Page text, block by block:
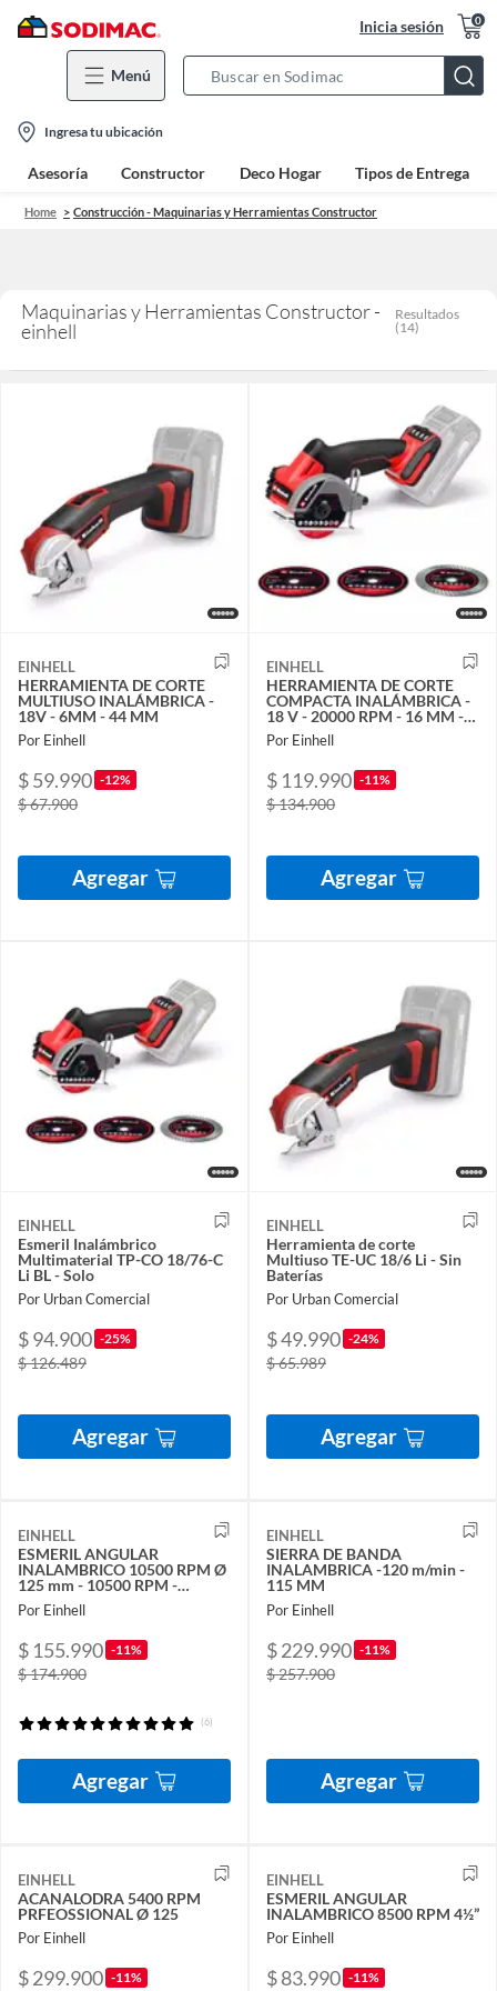
Inicia sesión 0
Menú
Bar
location-
icon
Ingresa tu ubicación
Asesoría Constructor Deco Hogar Tipos de Entrega
Home Construcción - Maquinarias y Herramientas Constructor
Maquinarias y Herramientas Constructor -
einhell
Resultados
(14)
EINHELL
HERRAMIENTA DE CORTE
MULTIUSO INALÁMBRICA -
18V - 6MM - 44 MM
Por Einhell
$ 59.990 -12%
$ 67.900
Agregar
EINHELL
HERRAMIENTA DE CORTE
COMPACTA INALÁMBRICA -
18 V - 20000 RPM - 16 MM -
BRUSHLESS
Por Einhell
$ 119.990 -11%
$ 134.900
Agregar
EINHELL
Esmeril Inalámbrico
Multimaterial TP-CO 18/76-C
Li BL - Solo
Por Urban Comercial
$ 94.900 -25%
$ 126.489
Agregar
EINHELL
Herramienta de corte
Multiuso TE-UC 18/6 Li - Sin
Baterías
Por Urban Comercial
$ 49.990 -24%
$ 65.989
Agregar
EINHELL
ESMERIL ANGULAR
INALAMBRICO 10500 RPM Ø
125 mm - 10500 RPM -
BRUSHLESS
Por Einhell
$ 155.990 -11%
$ 174.900
(6)
Agregar
EINHELL
SIERRA DE BANDA
INALAMBRICA -120 m/min -
115 MM
Por Einhell
$ 229.990 -11%
$ 257.900
Agregar
EINHELL
ACANALODRA 5400 RPM
PRFEOSSIONAL Ø 125
Por Einhell
$ 299.900 -11%
EINHELL
ESMERIL ANGULAR
INALAMBRICO 8500 RPM 4½”
Por Einhell
$ 83.990 -11%